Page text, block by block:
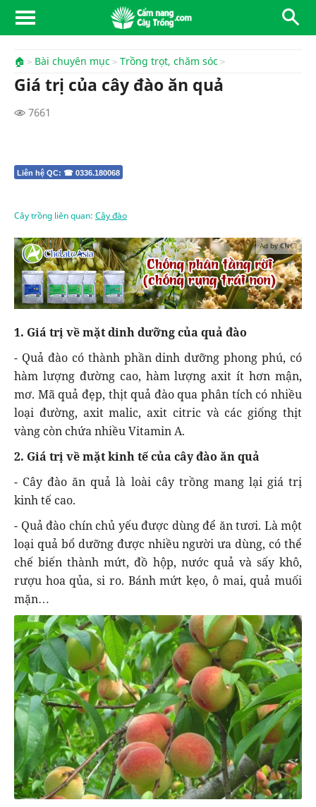
🏠 Bài chuyên mục Trồng trọt, chăm sóc
Giá trị của cây đào ăn quả
7661
Liên hệ QC: ☎ 0336.180068
Cây trồng liên quan: Cây đào
Ad by CNCT
1. Giá trị về mặt dinh dưỡng của quả đào
- Quả đào có thành phần dinh dưỡng phong phú, có
hàm lượng đường cao, hàm lượng axit ít hơn mận,
mơ. Mã quả đẹp, thịt quả đào qua phân tích có nhiều
loại đường, axit malic, axit citric và các giống thịt
vàng còn chứa nhiều Vitamin A.
2. Giá trị về mặt kinh tế của cây đào ăn quả
- Cây đào ăn quả là loài cây trồng mang lại giá trị
kinh tế cao.
- Quả đào chín chủ yếu được dùng để ăn tươi. Là một
loại quả bổ dưỡng được nhiều người ưa dùng, có thể
chế biến thành mứt, đồ hộp, nước quả và sấy khô,
rượu hoa qủa, si ro. Bánh mứt kẹo, ô mai, quả muối
mặn…